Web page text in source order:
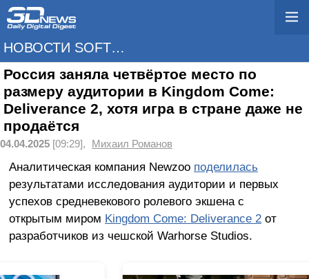
НОВОСТИ SOFTWARE
Россия заняла четвёртое место по
размеру аудитории в Kingdom Come:
Deliverance 2, хотя игра в стране даже не
продаётся
04.04.2025 [09:29], Михаил Романов
Аналитическая компания Newzoo поделилась
результатами исследования аудитории и первых
успехов средневекового ролевого экшена с
открытым миром Kingdom Come: Deliverance 2от
разработчиков из чешской Warhorse Studios.